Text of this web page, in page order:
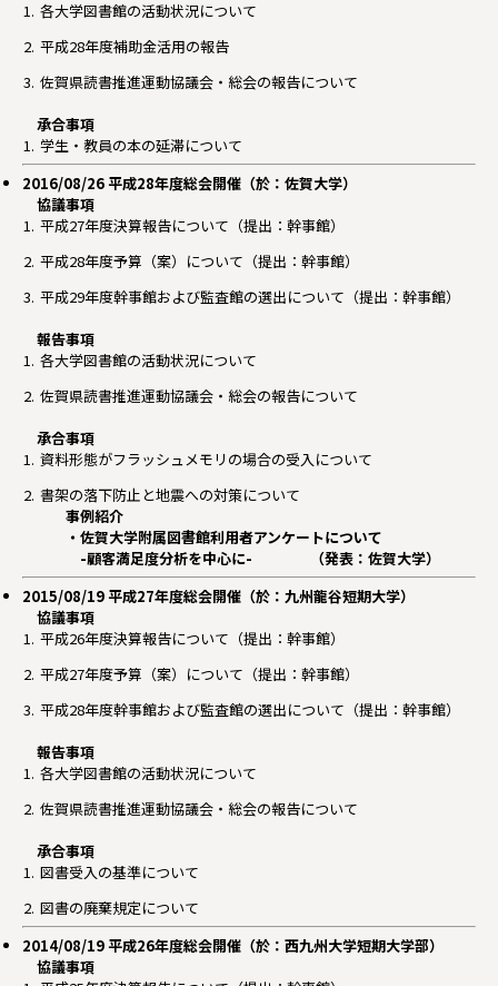
各大学図書館の活動状況について
平成28年度補助金活用の報告
佐賀県読書推進運動協議会・総会の報告について
承合事項
学生・教員の本の延滞について
2016/08/26 平成28年度総会開催（於：佐賀大学）
協議事項
平成27年度決算報告について（提出：幹事館）
平成28年度予算（案）について（提出：幹事館）
平成29年度幹事館および監査館の選出について（提出：幹事館）
報告事項
各大学図書館の活動状況について
佐賀県読書推進運動協議会・総会の報告について
承合事項
資料形態がフラッシュメモリの場合の受入について
書架の落下防止と地震への対策について
事例紹介
・佐賀大学附属図書館利用者アンケートについて
-顧客満足度分析を中心に- （発表：佐賀大学）
2015/08/19 平成27年度総会開催（於：九州龍谷短期大学）
協議事項
平成26年度決算報告について（提出：幹事館）
平成27年度予算（案）について（提出：幹事館）
平成28年度幹事館および監査館の選出について（提出：幹事館）
報告事項
各大学図書館の活動状況について
佐賀県読書推進運動協議会・総会の報告について
承合事項
図書受入の基準について
図書の廃棄規定について
2014/08/19 平成26年度総会開催（於：西九州大学短期大学部）
協議事項